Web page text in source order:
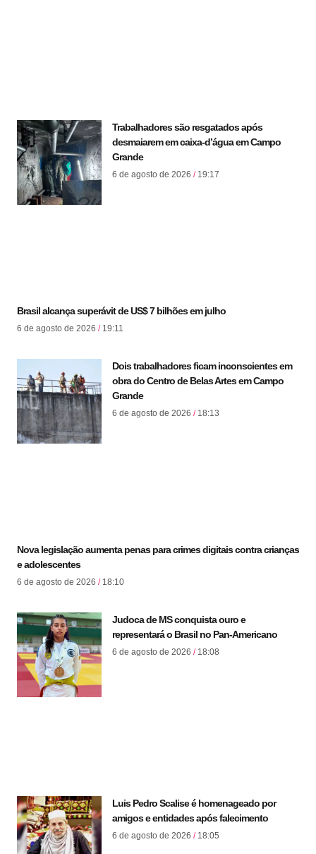
Trabalhadores são resgatados após
desmaiarem em caixa-d’água em Campo
Grande
6 de agosto de 2026 19:17
Brasil alcança superávit de US$ 7 bilhões em julho
6 de agosto de 2026 19:11
Dois trabalhadores ficam inconscientes em
obra do Centro de Belas Artes em Campo
Grande
6 de agosto de 2026 18:13
Nova legislação aumenta penas para crimes digitais contra crianças
e adolescentes
6 de agosto de 2026 18:10
Judoca de MS conquista ouro e
representará o Brasil no Pan-Americano
6 de agosto de 2026 18:08
Luis Pedro Scalise é homenageado por
amigos e entidades após falecimento
6 de agosto de 2026 18:05